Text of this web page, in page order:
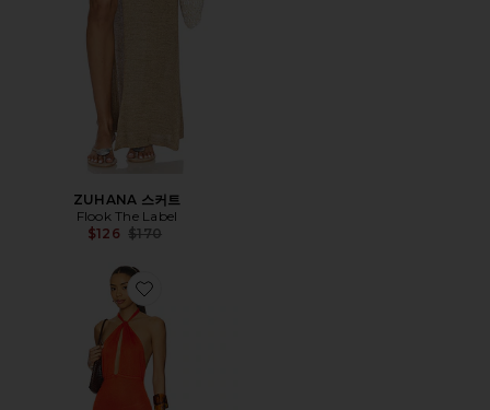
ZUHANA 스커트
Flook The Label
$126 Previous price:
$170
Favorite ASHA 원피스